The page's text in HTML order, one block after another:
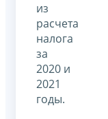
из
расчета
налога
за
2020 и
2021
годы.